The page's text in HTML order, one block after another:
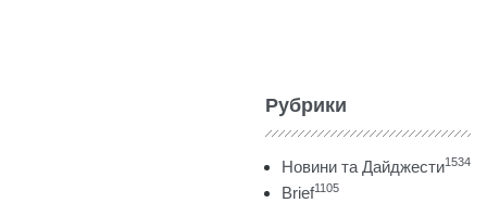
Рубрики
Новини та Дайджести1534
Brief1105